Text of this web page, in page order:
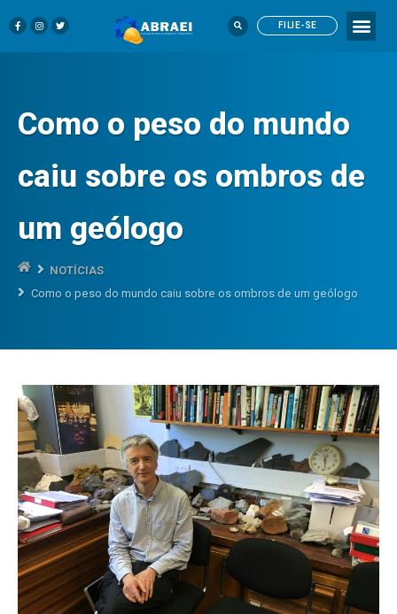
FILIE-SE
Como o peso do mundo
caiu sobre os ombros de
um geólogo
NOTÍCIAS
Como o peso do mundo caiu sobre os ombros de um geólogo